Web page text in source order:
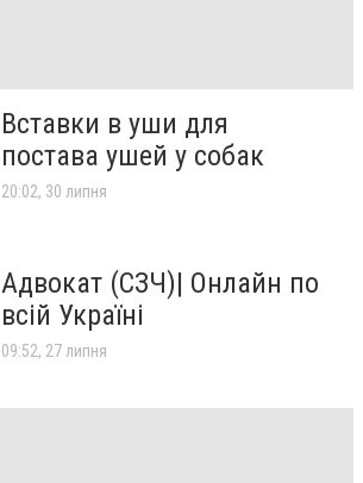
Вставки в уши для
постава ушей у собак
20:02, 30 липня
Адвокат (СЗЧ)| Онлайн по
всій Україні
09:52, 27 липня